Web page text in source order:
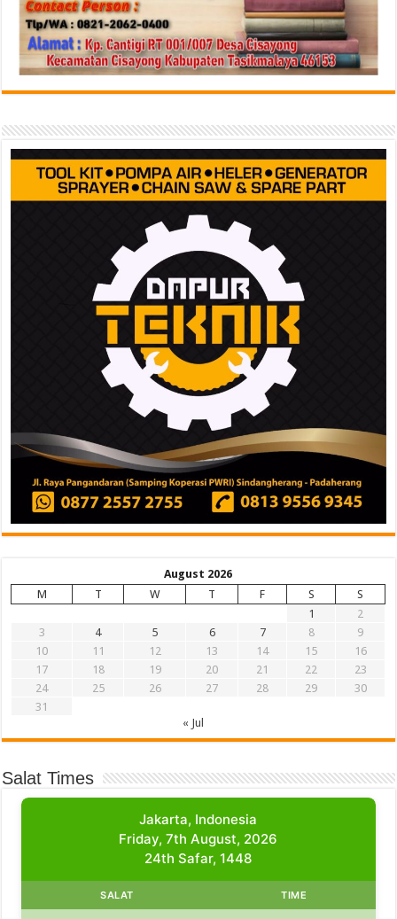
August 2026
M
T W T F S
S
1
2
3
4 5 6 7 8
9
10
11 12 13 14 15
16
17
18 19 20 21 22
23
24
25 26 27 28 29
30
31
« Jul
Salat Times
Jakarta, Indonesia
Friday, 7th August, 2026
24th Safar, 1448
SALAT TIME